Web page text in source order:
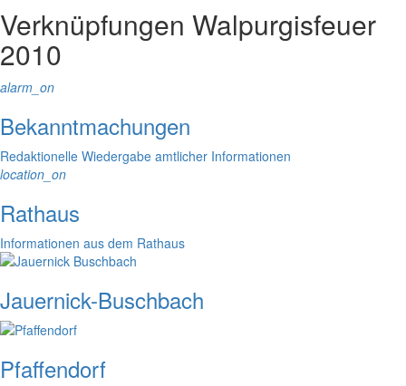
Verknüpfungen Walpurgisfeuer
2010
alarm_on
Bekanntmachungen
Redaktionelle Wiedergabe amtlicher Informationen
location_on
Rathaus
Informationen aus dem Rathaus
Jauernick-Buschbach
Pfaffendorf